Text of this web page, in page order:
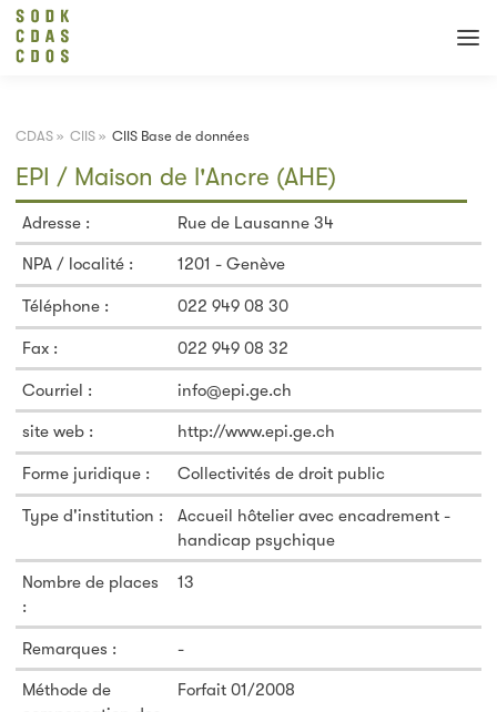
CDAS » CIIS » CIIS Base de données
EPI / Maison de l'Ancre (AHE)
Adresse : Rue de Lausanne 34
NPA / localité : 1201 - Genève
Téléphone : 022 949 08 30
Fax : 022 949 08 32
Courriel : info@epi.ge.ch
site web : http://www.epi.ge.ch
Forme juridique : Collectivités de droit public
Type d'institution :
Accueil hôtelier avec encadrement -
handicap psychique
Nombre de places
:
13
Remarques : -
Méthode de
Forfait 01/2008